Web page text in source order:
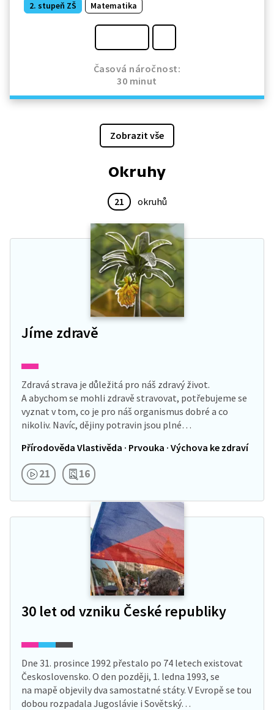
2. stupeň ZŠ Matematika
Časová náročnost:
30 minut
Zobrazit vše
Okruhy
21 okruhů
Jíme zdravě
Zdravá strava je důležitá pro náš zdravý život.
A abychom se mohli zdravě stravovat, potřebujeme se
vyznat v tom, co je pro náš organismus dobré a co
nikoliv. Navíc, dějiny potravin jsou plné…
Přírodověda Vlastivěda · Prvouka · Výchova ke zdraví
21 16
30 let od vzniku České republiky
Dne 31. prosince 1992 přestalo po 74 letech existovat
Československo. O den později, 1. ledna 1993, se
na mapě objevily dva samostatné státy. V Evropě se tou
dobou rozpadala Jugoslávie i Sovětský…